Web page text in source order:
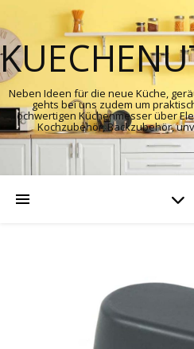
Neben Ideen für die neue Küche,
gehts bei uns zudem um
hochwertigen Küchenmesser über
Kochzubehör, Backzubehör,